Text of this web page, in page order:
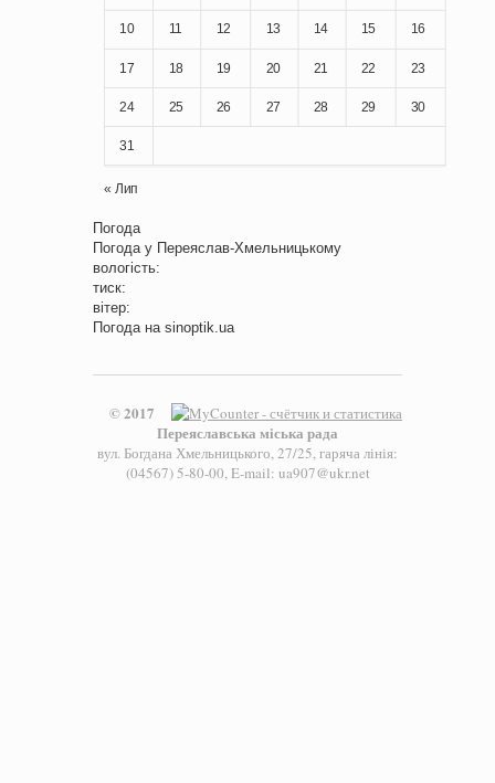
10 11 12 13 14 15 16
17 18 19 20 21 22 23
24 25 26 27 28 29 30
31
« Лип
Погода
Погода у Переяслав-Хмельницькому
вологість:
тиск:
вітер:
Погода на sinoptik.ua
© 2017
Переяславська міська рада
вул. Богдана Хмельницького, 27/25, гаряча лінія:
(04567) 5-80-00, E-mail: ua907@ukr.net